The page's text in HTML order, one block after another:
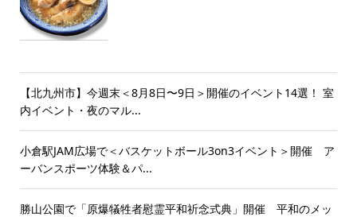
【北九州市】今週末＜8月8日〜9日＞開催のイベント14選！ 室
内イベント・夜のマル...
小倉駅JAM広場で＜バスケットボール3on3イベント＞開催 ア
ーバンスポーツ体験＆パ...
勝山公園で「原爆犠牲者慰霊平和祈念式典」開催 平和のメッ